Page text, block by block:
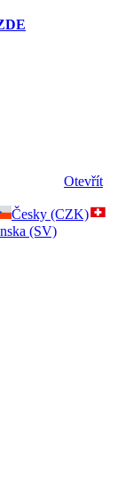
Otevřít
Česky (CZK)
(SV)